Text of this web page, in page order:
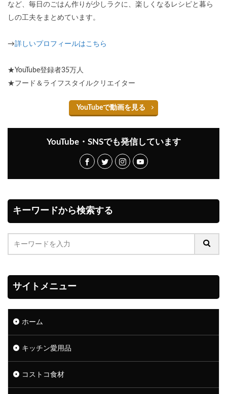
など、毎日のごはん作りが少しラクに、楽しくなるレシピと暮ら
しの工夫をまとめています。
→詳しいプロフィールはこちら
★YouTube登録者35万人
★フード＆ライフスタイルクリエイター
YouTubeで動画を見る
YouTube・SNSでも発信しています
キーワードから検索する
サイトメニュー
ホーム
キッチン愛用品
コストコ食材